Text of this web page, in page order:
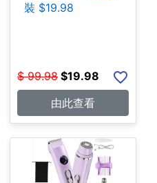
裝 $19.98
$ 99.98 $19.98
由此查看